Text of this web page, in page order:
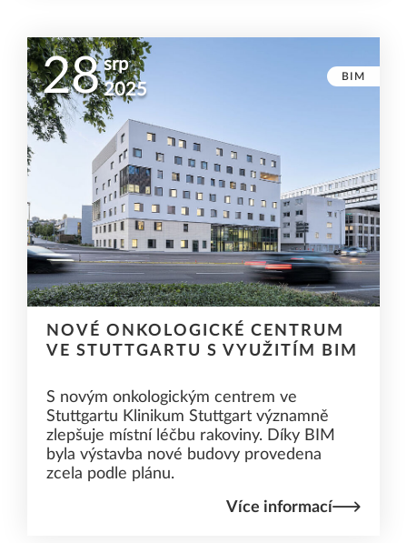
28 srp
2025
BIM
NOVÉ ONKOLOGICKÉ CENTRUM
VE STUTTGARTU S VYUŽITÍM BIM
S novým onkologickým centrem ve
Stuttgartu Klinikum Stuttgart významně
zlepšuje místní léčbu rakoviny. Díky BIM
byla výstavba nové budovy provedena
zcela podle plánu.
Více informací